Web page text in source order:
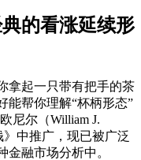
的看涨延续形
拿起一只带有把手的茶
能帮你理解“杯柄形态”
尼尔（William J.
中推广，现已被广泛
金融市场分析中。